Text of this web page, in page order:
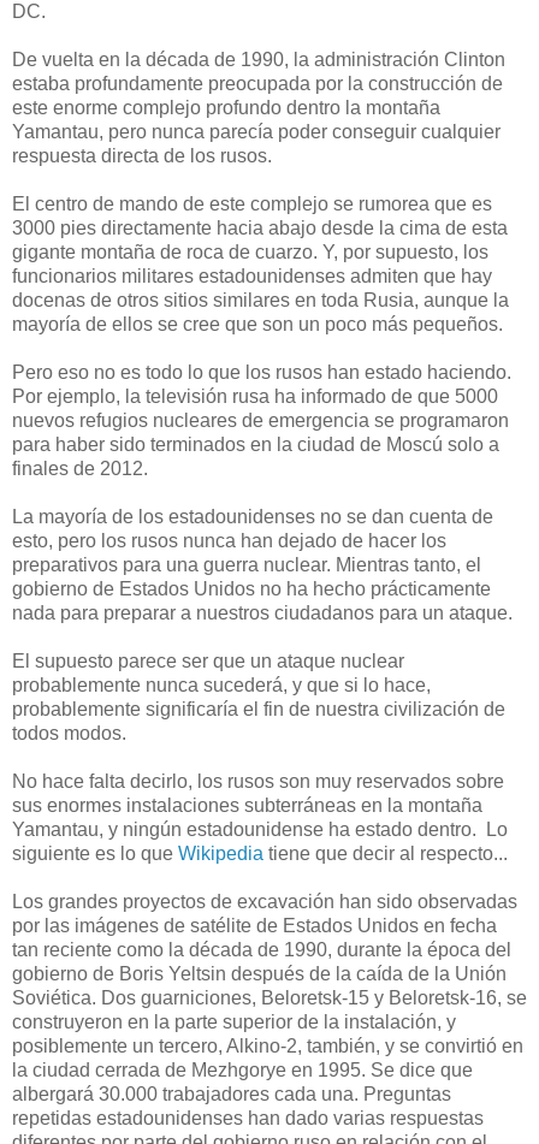
DC.
De vuelta en la década de 1990, la administración Clinton
estaba profundamente preocupada por la construcción de
este enorme complejo profundo dentro la montaña
Yamantau, pero nunca parecía poder conseguir cualquier
respuesta directa de los rusos.
El centro de mando de este complejo se rumorea que es
3000 pies directamente hacia abajo desde la cima de esta
gigante montaña de roca de cuarzo. Y, por supuesto, los
funcionarios militares estadounidenses admiten que hay
docenas de otros sitios similares en toda Rusia, aunque la
mayoría de ellos se cree que son un poco más pequeños.
Pero eso no es todo lo que los rusos han estado haciendo.
Por ejemplo, la televisión rusa ha informado de que 5000
nuevos refugios nucleares de emergencia se programaron
para haber sido terminados en la ciudad de Moscú solo a
finales de 2012.
La mayoría de los estadounidenses no se dan cuenta de
esto, pero los rusos nunca han dejado de hacer los
preparativos para una guerra nuclear. Mientras tanto, el
gobierno de Estados Unidos no ha hecho prácticamente
nada para preparar a nuestros ciudadanos para un ataque.
El supuesto parece ser que un ataque nuclear
probablemente nunca sucederá, y que si lo hace,
probablemente significaría el fin de nuestra civilización de
todos modos.
No hace falta decirlo, los rusos son muy reservados sobre
sus enormes instalaciones subterráneas en la montaña
Yamantau, y ningún estadounidense ha estado dentro. Lo
siguiente es lo que Wikipedia tiene que decir al respecto...
Los grandes proyectos de excavación han sido observadas
por las imágenes de satélite de Estados Unidos en fecha
tan reciente como la década de 1990, durante la época del
gobierno de Boris Yeltsin después de la caída de la Unión
Soviética. Dos guarniciones, Beloretsk-15 y Beloretsk-16, se
construyeron en la parte superior de la instalación, y
posiblemente un tercero, Alkino-2, también, y se convirtió en
la ciudad cerrada de Mezhgorye en 1995. Se dice que
albergará 30.000 trabajadores cada una. Preguntas
repetidas estadounidenses han dado varias respuestas